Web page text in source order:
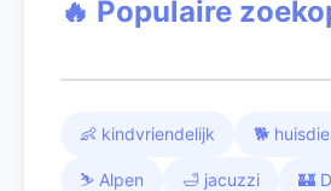
🔥 Populaire
👶 kindvriendelijk 🐕
⛷️ Alpen 🛁 jacuzzi 🏰